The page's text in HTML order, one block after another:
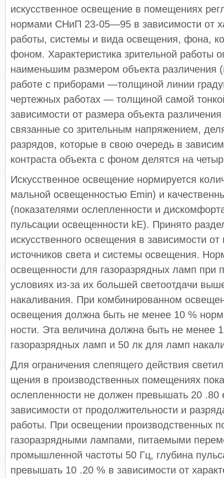
искус­ственное освещение в помещениях
нормами СНиП 23-05—95 в зависимости от
работы, системы и вида освещения, фона,
фоном. Характеристика зрительной работы
наименьшим размером объекта раз­личения
работе с приборами —толщиной линии
чертежных работах — толщиной самой
зависимости от размера объекта
связанные со зрительным напряжением,
разрядов, которые в свою очередь в
контраста объекта с фоном делятся на
Искусственное освещение нормируется
мальной освещенностью Еmin) и
(пока­зателями ослепленности и
пульсации освещенности kE). Принято
искусственного освещения в зависимости
источников света и системы освещения.
освещенности для газоразрядных ламп при
условиях из-за их большей светоотдачи
накаливания. При комбинированном
освещения должна быть не менее 10 %
ности. Эта величина должна быть не менее
газоразрядных ламп и 50 лк для ламп
Для ограничения слепящего действия
щения в производственных помещениях
ослепленности не должен превышать 20 .80
зависимости от продолжительности и
работы. При освещении производственных
газоразрядными лампами, питаемыми
промышленной частоты 50 Гц, глубина
превы­шать 10 .20 % в зависимости от